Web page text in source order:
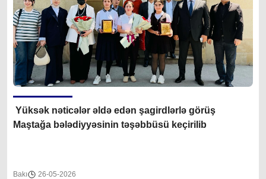
Yüksək nəticələr əldə edən şagirdlərlə görüş
Maştağa bələdiyyəsinin təşəbbüsü keçirilib
Bakı 26-05-2026